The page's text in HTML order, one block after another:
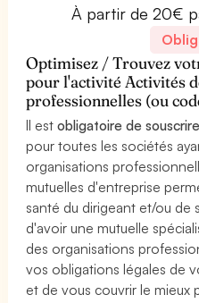
À partir de 20€
Optimisez / Trouvez
pour l'activité Activités
professionnelles (ou
Il estobligatoire de
pour toutes les sociétés
organisations
mutuelles d'entreprise
santé du dirigeant et/ou de
d'avoir une mutuelle
des organisations
vos obligations légales de
et de vous couvrir le mieux